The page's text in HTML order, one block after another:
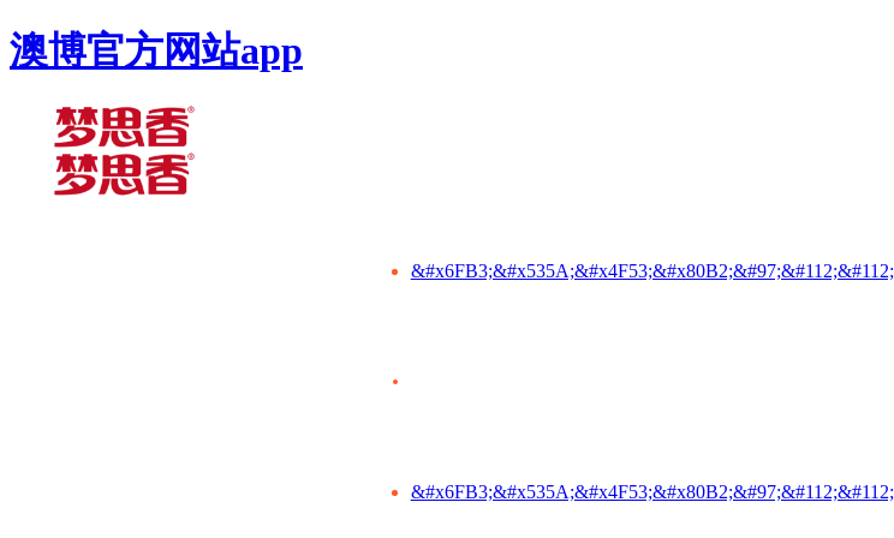
澳博官方网站app
&#x6FB3;&#x535A;&#x4F53;&#x80B2;&#97;&#112;&#112;
&#x6FB3;&#x535A;&#x4F53;&#x80B2;&#97;&#112;&#112;